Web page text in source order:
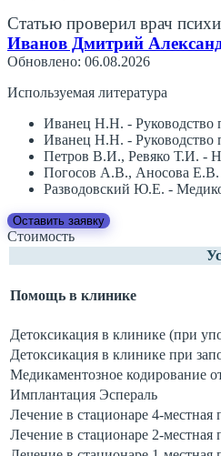
Статью проверил врач
Иванов Дмитрий
Обновлено: 06.08.2026
Используемая литература
Иванец Н.Н. - Руководство
Иванец Н.Н. - Руководство
Петров В.И., Ревяко Т.И. -
Погосов А.В., Аносова Е.В.
Разводовский Ю.Е. -
Оставить заявку
Стоимость
Помощь в клинике
Детоксикация в клинике (при
Детоксикация в клинике при
Медикаментозное кодирование
Имплантация Эспераль
Лечение в стационаре 4-местная
Лечение в стационаре 2-местная